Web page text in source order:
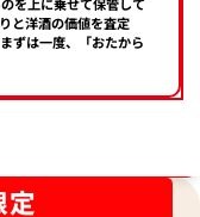
を上に乗せて保管して
と洋酒の価値を査定
ずは一度、「おたから